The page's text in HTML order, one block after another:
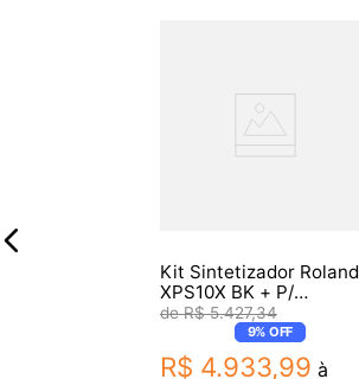
-Teclado sintetizador Waldorf Blofeld White
-Fonte de alimentação
-Manual do usuário
Kit Sintetizador Roland
XPS10X BK + P/
Sustain/Estante X/Bag
R$ 5.427,34
9% OFF
R$ 4.933,99 à